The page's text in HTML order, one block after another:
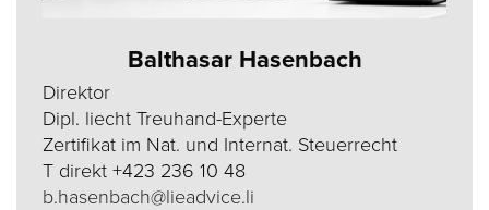
Balthasar Hasenbach
Direktor
Dipl. liecht Treuhand-Experte
Zertifikat im Nat. und Internat. Steuerrecht
T direkt +423 236 10 48
b.hasenbach@lieadvice.li